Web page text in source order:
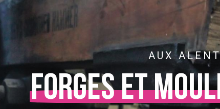
AUX
Forges et